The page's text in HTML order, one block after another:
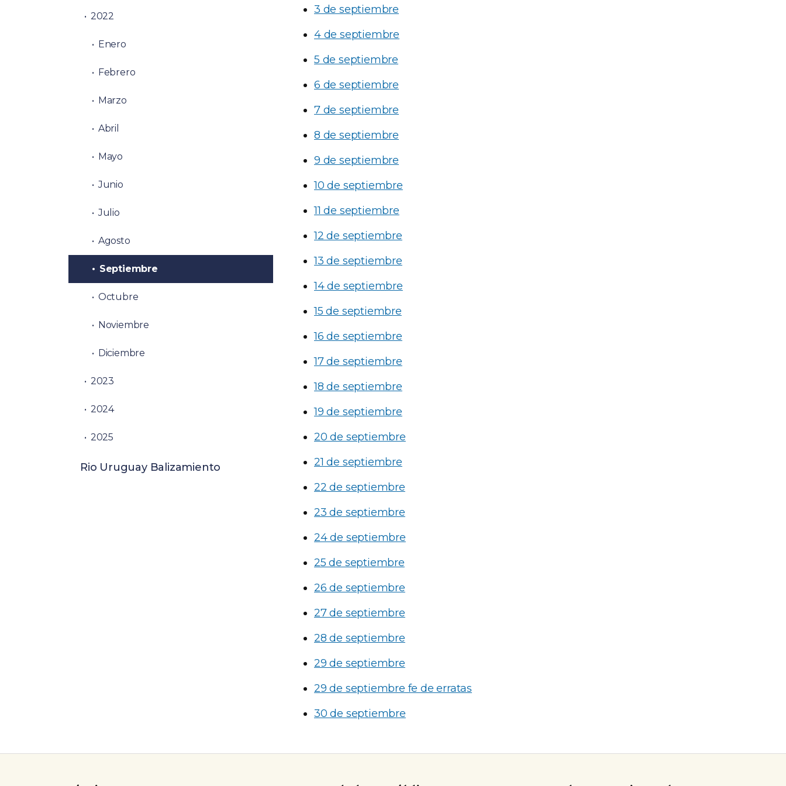
3 de septiembre
4 de septiembre
5 de septiembre
6 de septiembre
7 de septiembre
8 de septiembre
9 de septiembre
10 de septiembre
11 de septiembre
12 de septiembre
13 de septiembre
14 de septiembre
15 de septiembre
16 de septiembre
17 de septiembre
18 de septiembre
19 de septiembre
20 de septiembre
21 de septiembre
22 de septiembre
23 de septiembre
24 de septiembre
25 de septiembre
26 de septiembre
27 de septiembre
28 de septiembre
29 de septiembre
29 de septiembre fe de erratas
30 de septiembre
2022
Enero
Febrero
Marzo
Abril
Mayo
Junio
Julio
Agosto
Septiembre
Octubre
Noviembre
Diciembre
2023
2024
2025
Rio Uruguay Balizamiento